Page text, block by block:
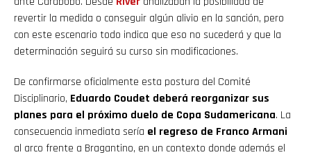
revertir la medida o conseguir algún alivio en la sanción, pero
con este escenario todo indica que eso no sucederá y que la
determinación seguirá su curso sin modificaciones.
De confirmarse oficialmente esta postura del Comité
Disciplinario, Eduardo Coudet deberá reorganizar sus
planes para el próximo duelo de Copa Sudamericana. La
consecuencia inmediata sería el regreso de Franco Armani
al arco frente a Bragantino, en un contexto donde además el